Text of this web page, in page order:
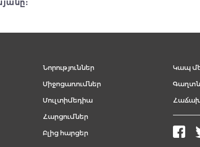
Նորություններ
Միջոցառումներ
Մուլտիմեդիա
Հարցումներ
Բլից հարցեր
Կապ
Հաճախ